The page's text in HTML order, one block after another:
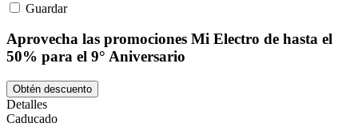
Guardar
Aprovecha las promociones Mi Electro de hasta el
50% para el 9° Aniversario
Obtén descuento
Detalles
Caducado